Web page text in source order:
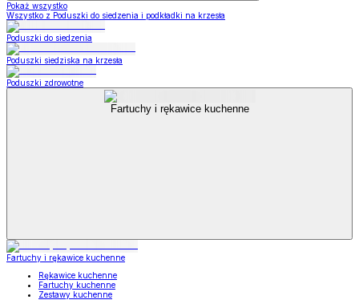
Pokaż wszystko
Wszystko z Poduszki do siedzenia i podkładki na krzesła
Poduszki do siedzenia
Poduszki siedziska na krzesła
Poduszki zdrowotne
Fartuchy i rękawice kuchenne
Fartuchy i rękawice kuchenne
Rękawice kuchenne
Fartuchy kuchenne
Zestawy kuchenne